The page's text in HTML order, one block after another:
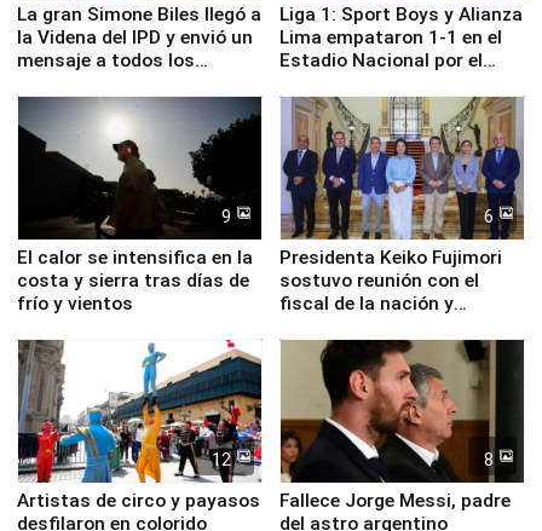
La gran Simone Biles llegó a
la Videna del IPD y envió un
mensaje a todos los
Liga 1: Sport Boys y Alianza
Lima empataron 1-1 en el
Estadio Nacional por el
9
El calor se intensifica en la
costa y sierra tras días de
frío y vientos
6
Presidenta Keiko Fujimori
sostuvo reunión con el
fiscal de la nación y
12
Artistas de circo y payasos
desfilaron en colorido
8
Fallece Jorge Messi, padre
del astro argentino